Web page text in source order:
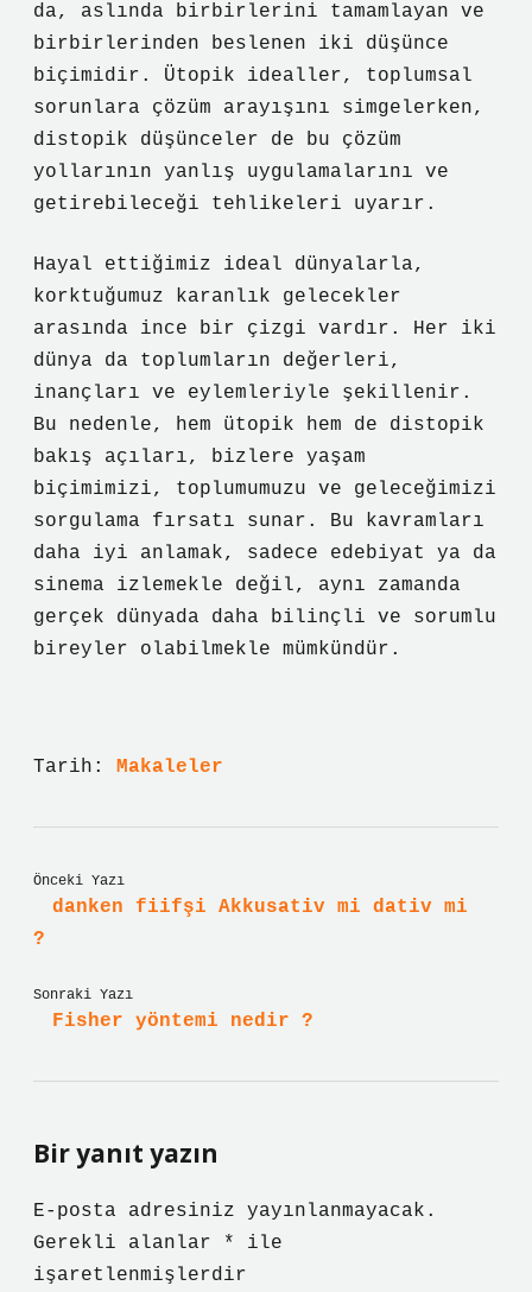
da, aslında birbirlerini tamamlayan ve
birbirlerinden beslenen iki düşünce
biçimidir. Ütopik idealler, toplumsal
sorunlara çözüm arayışını simgelerken,
distopik düşünceler de bu çözüm
yollarının yanlış uygulamalarını ve
getirebileceği tehlikeleri uyarır.
Hayal ettiğimiz ideal dünyalarla,
korktuğumuz karanlık gelecekler
arasında ince bir çizgi vardır. Her iki
dünya da toplumların değerleri,
inançları ve eylemleriyle şekillenir.
Bu nedenle, hem ütopik hem de distopik
bakış açıları, bizlere yaşam
biçimimizi, toplumumuzu ve geleceğimizi
sorgulama fırsatı sunar. Bu kavramları
daha iyi anlamak, sadece edebiyat ya da
sinema izlemekle değil, aynı zamanda
gerçek dünyada daha bilinçli ve sorumlu
bireyler olabilmekle mümkündür.
Tarih: Makaleler
Önceki Yazı
danken fiifşi Akkusativ mi dativ mi
?
Sonraki Yazı
Fisher yöntemi nedir ?
Bir yanıt yazın
E-posta adresiniz yayınlanmayacak.
Gerekli alanlar
*
ile
işaretlenmişlerdir